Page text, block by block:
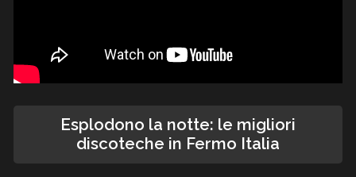
Esplodono la notte: le migliori
discoteche in Fermo Italia